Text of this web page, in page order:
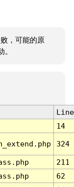
，可能的原
Line
14
324
211
62